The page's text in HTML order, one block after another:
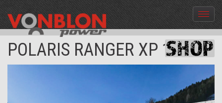
Menü
aus-
und
POLARIS RANGER XP 1000